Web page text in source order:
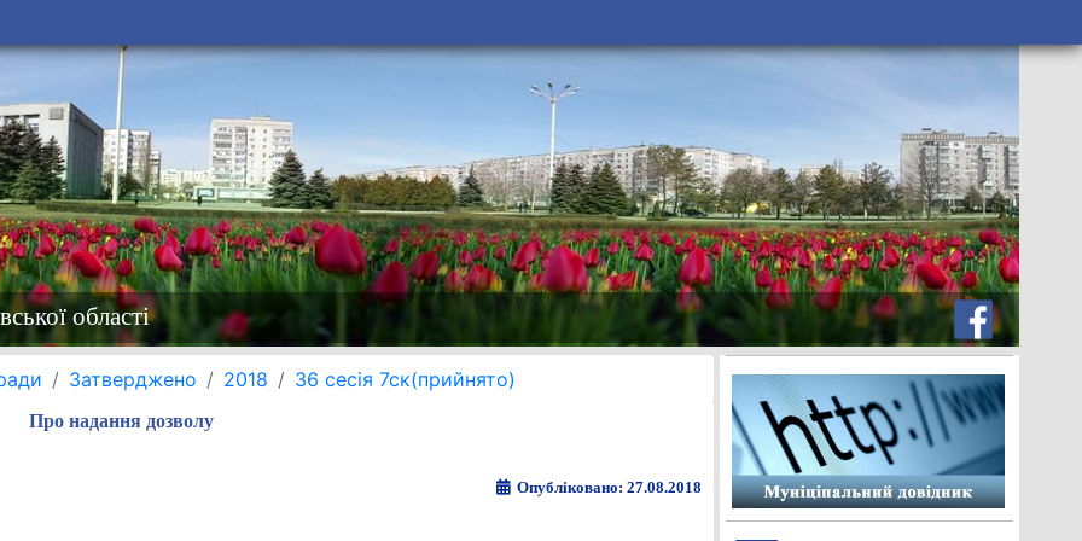
області
Затверджено 2018 36 сесія 7ск(прийнято)
Про надання дозволу
Опубліковано: 27.08.2018